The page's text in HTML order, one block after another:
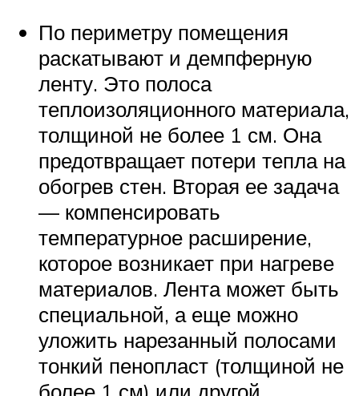
По периметру помещения
раскатывают и демпферную
ленту. Это полоса
теплоизоляционного материала,
толщиной не более 1 см. Она
предотвращает потери тепла на
обогрев стен. Вторая ее задача
— компенсировать
температурное расширение,
которое возникает при нагреве
материалов. Лента может быть
специальной, а еще можно
уложить нарезанный полосами
тонкий пенопласт (толщиной не